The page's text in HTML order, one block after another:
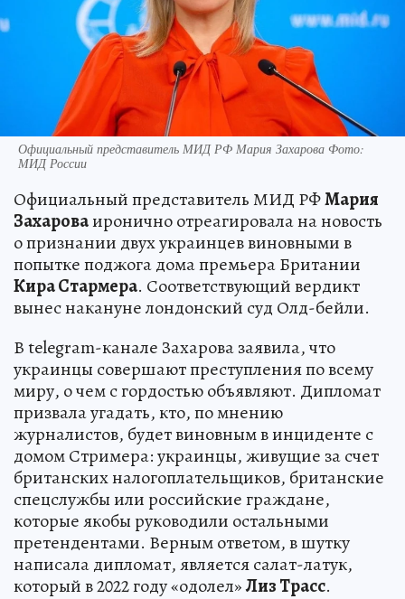
Официальный представитель МИД РФ Мария Захарова Фото:
МИД России
Официальный представитель МИД РФМария
Захароваиронично отреагировала на новость
о признании двух украинцев виновными в
попытке поджога дома премьера Британии
Кира Стармера. Соответствующий вердикт
вынес накануне лондонский суд Олд-бейли.
В telegram-канале Захарова заявила, что
украинцы совершают преступления по всему
миру, о чем с гордостью объявляют. Дипломат
призвала угадать, кто, по мнению
журналистов, будет виновным в инциденте с
домом Стримера: украинцы, живущие за счет
британских налогоплательщиков, британские
спецслужбы или российские граждане,
которые якобы руководили остальными
претендентами. Верным ответом, в шутку
написала дипломат, является салат-латук,
который в 2022 году «одолел»Лиз Трасс.